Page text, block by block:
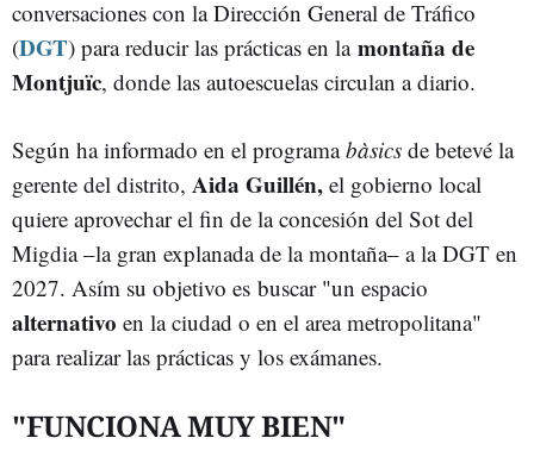
conversaciones con la Dirección General de Tráfico
(DGT) para reducir las prácticas en la montaña de
Montjuïc, donde las autoescuelas circulan a diario.
Según ha informado en el programabàsics de betevé la
gerente del distrito, Aida Guillén, el gobierno local
quiere aprovechar el fin de la concesión del Sot del
Migdia –la gran explanada de la montaña– a la DGT en
2027. Asím su objetivo es buscar "un espacio
alternativo en la ciudad o en el area metropolitana"
para realizar las prácticas y los exámanes.
"FUNCIONA MUY BIEN"